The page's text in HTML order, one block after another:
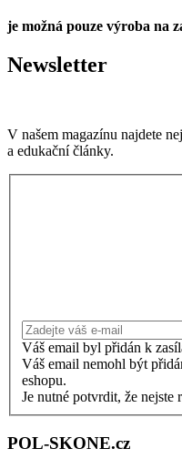
je možná pouze výroba na
Newsletter
V našem magazínu najdete
a edukační články.
Váš email byl přidán k
Váš email nemohl být
eshopu.
Je nutné potvrdit, že nejste
POL-SKONE.cz